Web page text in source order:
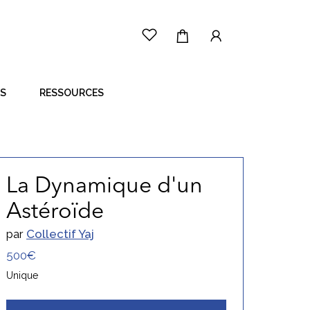
RESSOURCES
CÔTÉ ARTISTE
CÔTÉ ACHETEUR
La Dynamique d'un
Astéroïde
par Collectif Yaj
500€
Unique